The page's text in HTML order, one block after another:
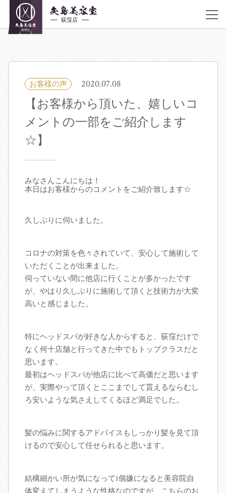
03-6383-5252
着付け・ヘアメイク
サロン紹介
クーポン／料金表
スタッフ紹介
アクセス
スタッフ募集
ブログ
お客様の声 2020.07.08
【お客様から頂いた、嬉しいコ
メントの一部をご紹介します
☆】
みなさんこんにちは！
本日はお客様からのコメントをご紹介致します☆
久しぶりに伺いました。
コロナの対策を色々されていて、安心して施術して
いただくことが出来ました。
伺っていない間に他店に行くことが多かったです
が、やはり久しぶりに施術して頂くと技術力が大変
高いと感じました。
特にヘッドスパが好きな人からすると、荻窪だけで
なく何十店舗と行ってきた中でもトップクラスだと
思います。
最初はヘッドスパが他店に比べて高価だと思います
が、実際やって頂くとここまでして貰えるならむし
ろ安いような気さえしてくるほど満足でした。
髪の悩みに関するアドバイスもしっかり髪を見て頂
けるので安心して任せられると思います。
結構細かい所が気になって1個嫌になると美容院自